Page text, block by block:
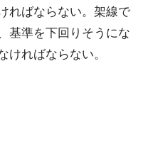
ればならない。架線で
基準を下回りそうにな
ければならない。